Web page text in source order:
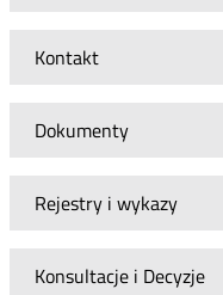
Kontakt
Dokumenty
Rejestry i wykazy
Konsultacje i Decyzje